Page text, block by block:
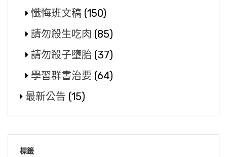
懺悔班文稿 (150)
請勿殺生吃肉 (85)
請勿殺子墮胎 (37)
學習群書治要 (64)
最新公告 (15)
標籤